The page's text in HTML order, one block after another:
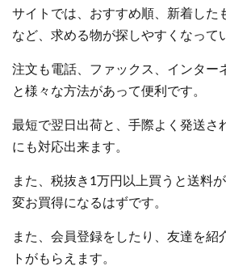
サイトでは、おすすめ順、新着した
など、求める物が探しやすくなって
注文も電話、ファックス、インター
と様々な方法があって便利です。
最短で翌日出荷と、手際よく発送さ
にも対応出来ます。
また、税抜き1万円以上買うと送料
変お買得になるはずです。
また、会員登録をしたり、友達を紹
トがもらえます。